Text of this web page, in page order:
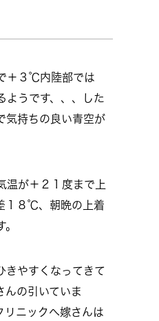
＋３℃内陸部では
ようです、、、した
気持ちの良い青空が
が＋２１度まで上
１８℃、朝晩の上着
きやすくなってきて
んの引いていま
リニックへ嫁さんは